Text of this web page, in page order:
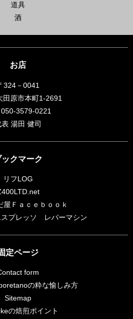
道具
酒
お店
324－0041
田原市本町1-2691
3579-0221
表 湯田 健司
クマーク
リフLOG
屋Ｆａｃｅｂｏｏｋ
スプレッソ レバーマシン
定ページ
form
の粋な愉しみ方
Sitemap
の焙煎ポイント